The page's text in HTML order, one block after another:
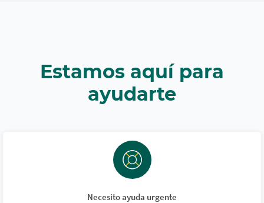
Estamos aquí para
ayudarte
Necesito ayuda urgente